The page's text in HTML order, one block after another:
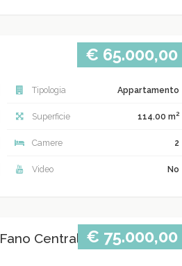
€ 65.000,00
Tipologia Appartamento
Superficie 114.00 m2
Camere 2
Video No
Centrale€ 75.000,00